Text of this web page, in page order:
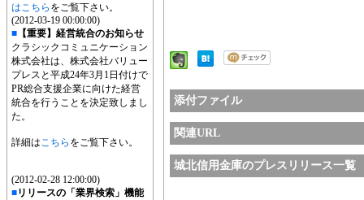
はこちら をご覧下さい。
(2012-03-19 00:00:00)
■ 【重要】経営統合のお知らせ
クラシックコミュニケーション
株式会社は、株式会社バリュー
プレスと平成24年3月1日付けで
PR総合支援企業に向けた経営
統合を行うことを決定致しまし
た。
詳細はこちら をご覧下さい。
(2012-02-28 12:00:00)
■リリースの「業界検索」機能
添付ファイル
関連URL
城北信用金庫のプレスリリース一覧